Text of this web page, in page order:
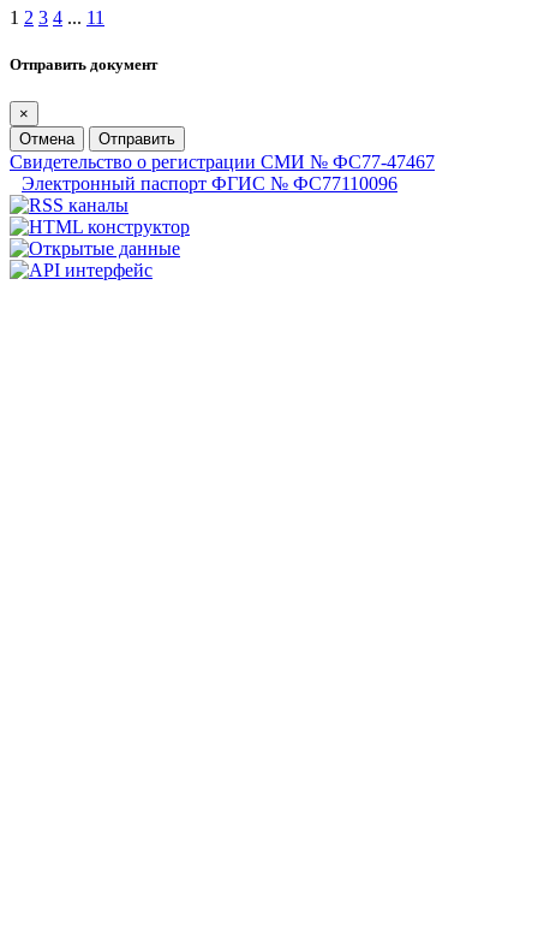
1 2 3 4 ... 11
Отправить документ
×
Отмена
Отправить
Свидетельство о регистрации СМИ № ФС77-47467
Электронный паспорт ФГИС № ФС77110096